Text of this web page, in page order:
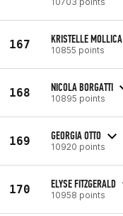
167 KRISTELLE MOLLICA
10855 points
168 NICOLA BORGATTI
10895 points
169 GEORGIA OTTO
10920 points
170 ELYSE FITZGERALD
10958 points